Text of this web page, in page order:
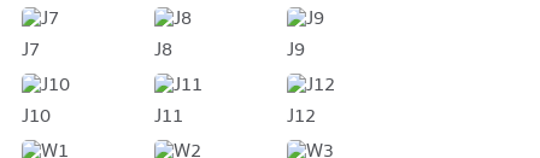
J7 J8 J9
J10 J11 J12